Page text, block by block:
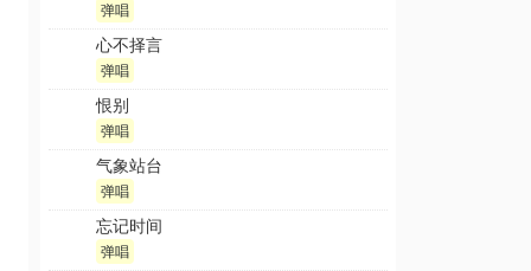
弹唱
心不择言
弹唱
恨别
弹唱
气象站台
弹唱
忘记时间
弹唱